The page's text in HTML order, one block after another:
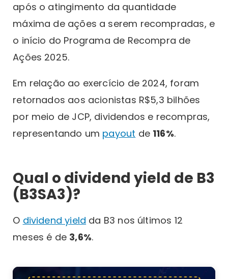
após o atingimento da quantidade
máxima de ações a serem recompradas, e
o início do Programa de Recompra de
Ações 2025.
Em relação ao exercício de 2024, foram
retornados aos acionistas R$5,3 bilhões
por meio de JCP, dividendos e recompras,
representando um payout de 116%.
Qual o dividend yield de B3
(B3SA3)?
O dividend yield da B3 nos últimos 12
meses é de 3,6%.